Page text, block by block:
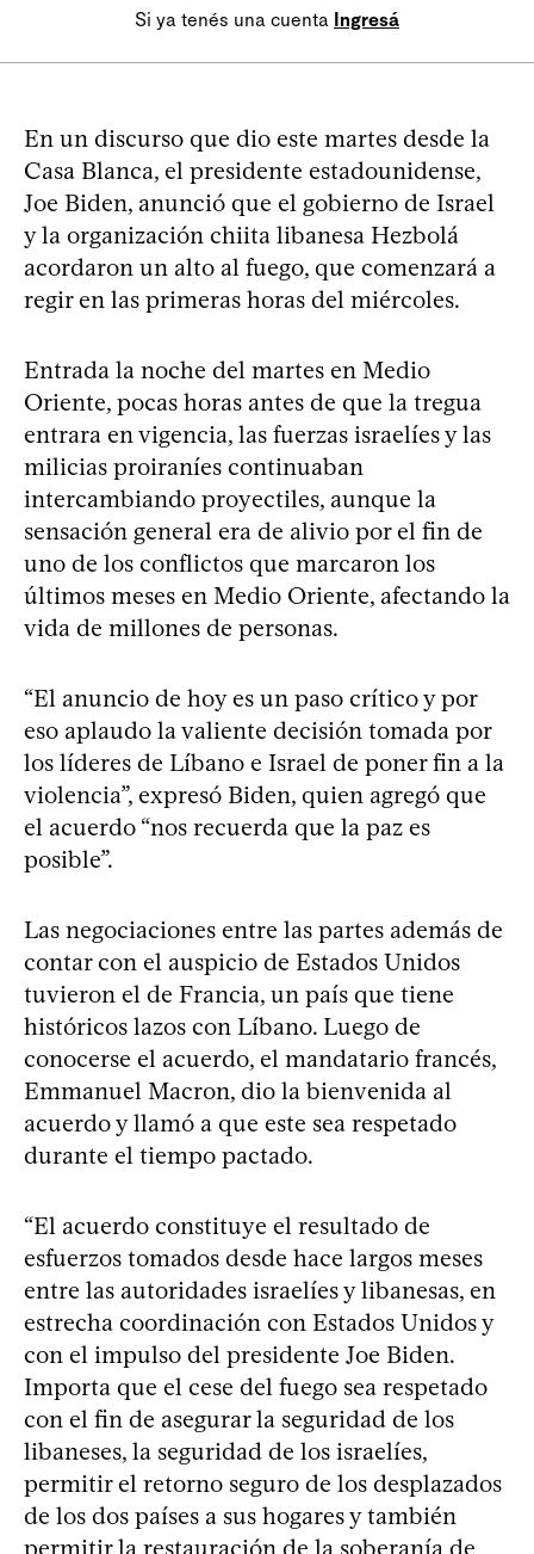
Si ya tenés una cuenta Ingresá
En un discurso que dio este martes desde la
Casa Blanca, el presidente estadounidense,
Joe Biden, anunció que el gobierno de Israel
y la organización chiita libanesa Hezbolá
acordaron un alto al fuego, que comenzará a
regir en las primeras horas del miércoles.
Entrada la noche del martes en Medio
Oriente, pocas horas antes de que la tregua
entrara en vigencia, las fuerzas israelíes y las
milicias proiraníes continuaban
intercambiando proyectiles, aunque la
sensación general era de alivio por el fin de
uno de los conflictos que marcaron los
últimos meses en Medio Oriente, afectando la
vida de millones de personas.
“El anuncio de hoy es un paso crítico y por
eso aplaudo la valiente decisión tomada por
los líderes de Líbano e Israel de poner fin a la
violencia”, expresó Biden, quien agregó que
el acuerdo “nos recuerda que la paz es
posible”.
Las negociaciones entre las partes además de
contar con el auspicio de Estados Unidos
tuvieron el de Francia, un país que tiene
históricos lazos con Líbano. Luego de
conocerse el acuerdo, el mandatario francés,
Emmanuel Macron, dio la bienvenida al
acuerdo y llamó a que este sea respetado
durante el tiempo pactado.
“El acuerdo constituye el resultado de
esfuerzos tomados desde hace largos meses
entre las autoridades israelíes y libanesas, en
estrecha coordinación con Estados Unidos y
con el impulso del presidente Joe Biden.
Importa que el cese del fuego sea respetado
con el fin de asegurar la seguridad de los
libaneses, la seguridad de los israelíes,
permitir el retorno seguro de los desplazados
de los dos países a sus hogares y también
permitir la restauración de la soberanía de